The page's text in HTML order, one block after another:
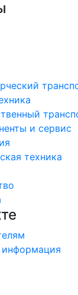
и сервис
техника
информация